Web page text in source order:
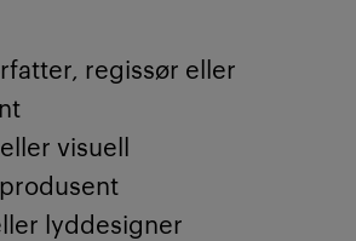
regissør eller
visuell
lyddesigner